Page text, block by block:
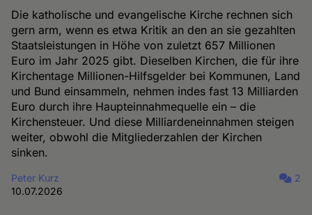
Die katholische und evangelische Kirche rechnen sich
gern arm, wenn es etwa Kritik an den an sie gezahlten
Staatsleistungen in Höhe von zuletzt 657 Millionen
Euro im Jahr 2025 gibt. Dieselben Kirchen, die für ihre
Kirchentage Millionen-Hilfsgelder bei Kommunen, Land
und Bund einsammeln, nehmen indes fast 13 Milliarden
Euro durch ihre Haupteinnahmequelle ein – die
Kirchensteuer. Und diese Milliardeneinnahmen steigen
weiter, obwohl die Mitgliederzahlen der Kirchen
sinken.
Peter Kurz
10.07.2026
2